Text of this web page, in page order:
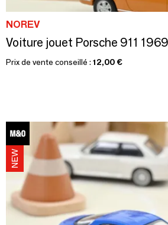
NOREV
Prix de vente conseillé : 12,00 €